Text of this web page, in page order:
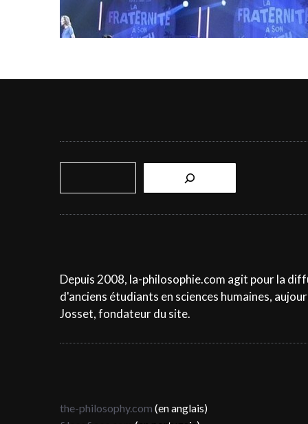
c
h
e
Depuis 2008, la-philosophie.com agit pour la
d'anciens étudiants en sciences humaines,
Josset, fondateur du site.
the-philosophy.com (en anglais)